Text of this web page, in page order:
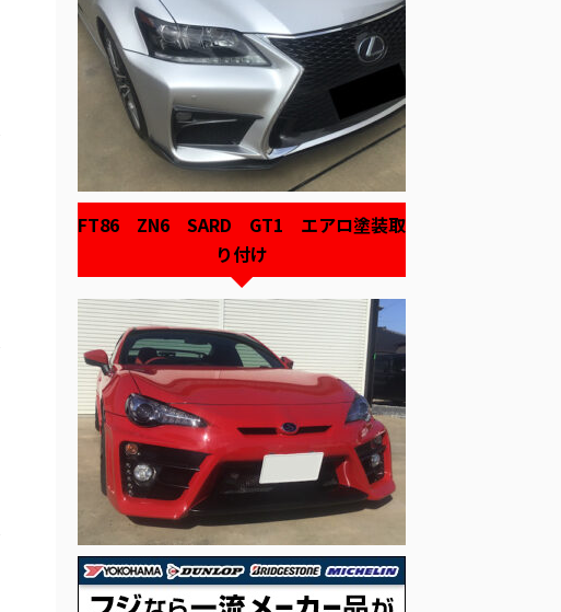
FT86 ZN6 SARD GT1 エアロ塗装取
り付け